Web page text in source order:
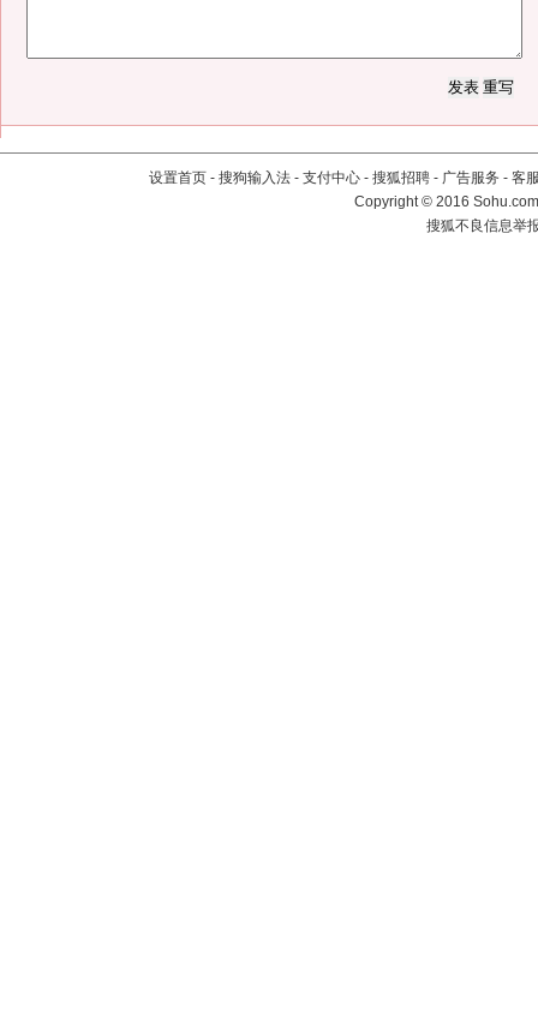
设置首页 - 搜狗输入法 - 支付中心 - 搜狐招聘 - 广告服务 - 客
Copyright©2016
搜狐不良信息举